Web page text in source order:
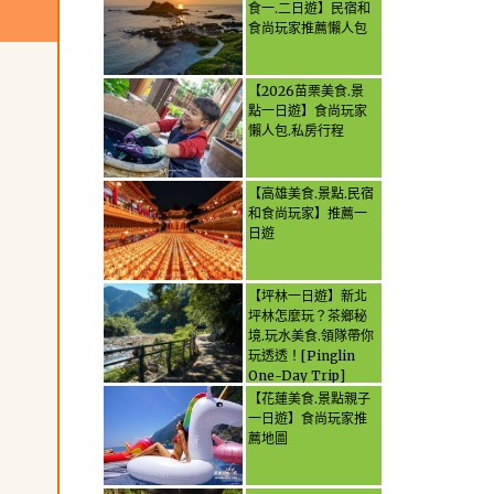
食一.二日遊】民宿和
食尚玩家推薦懶人包
【2026苗栗美食.景
點一日遊】食尚玩家
懶人包.私房行程
【高雄美食.景點.民宿
和食尚玩家】推薦一
日遊
【坪林一日遊】新北
坪林怎麼玩？茶鄉秘
境.玩水美食.領隊帶你
玩透透！[Pinglin
One-Day Trip]
How to explore
Pinglin, New
Taipei? Tea Village
【花蓮美食.景點親子
一日遊】食尚玩家推
薦地圖